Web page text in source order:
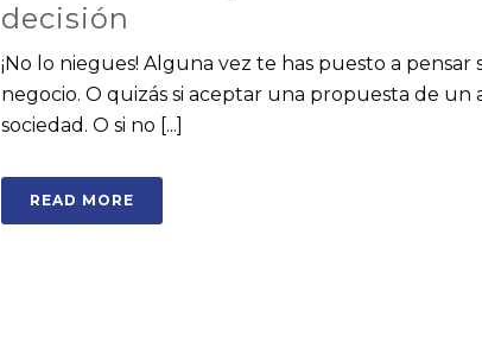
decisión
¡No lo niegues! Alguna vez te has puesto a
negocio. O quizás si aceptar una propuesta de
sociedad. O si no [...]
READ MORE